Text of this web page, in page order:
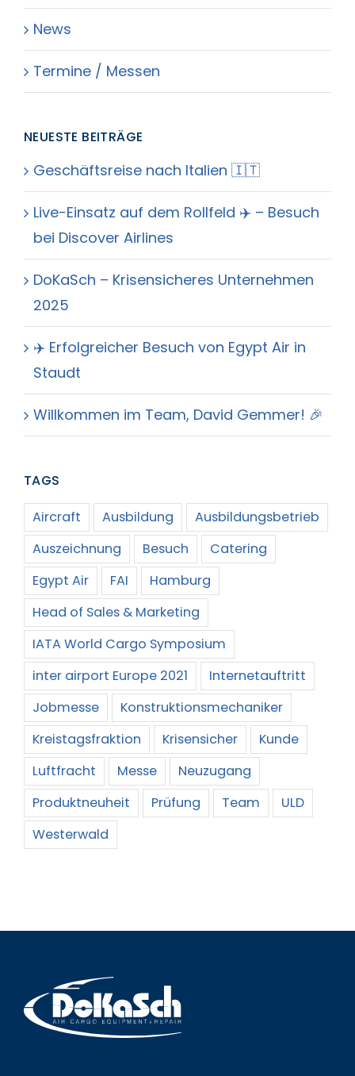
News
Termine / Messen
NEUESTE BEITRÄGE
Geschäftsreise nach Italien 🇮🇹
Live-Einsatz auf dem Rollfeld ✈️ – Besuch
bei Discover Airlines
DoKaSch – Krisensicheres Unternehmen
2025
✈️ Erfolgreicher Besuch von Egypt Air in
Staudt
Willkommen im Team, David Gemmer! 🎉
TAGS
Aircraft
Ausbildung
Ausbildungsbetrieb
Auszeichnung
Besuch
Catering
Egypt Air
FAI
Hamburg
Head of Sales & Marketing
IATA World Cargo Symposium
inter airport Europe 2021
Internetauftritt
Jobmesse
Konstruktionsmechaniker
Kreistagsfraktion
Krisensicher
Kunde
Luftfracht
Messe
Neuzugang
Produktneuheit
Prüfung Team
ULD
Westerwald